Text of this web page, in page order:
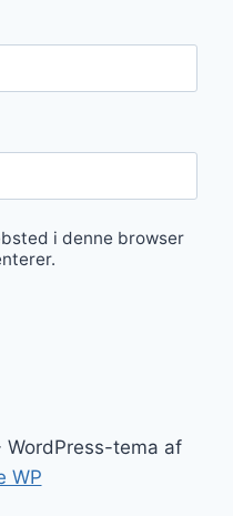
i denne browser
tema af
WP